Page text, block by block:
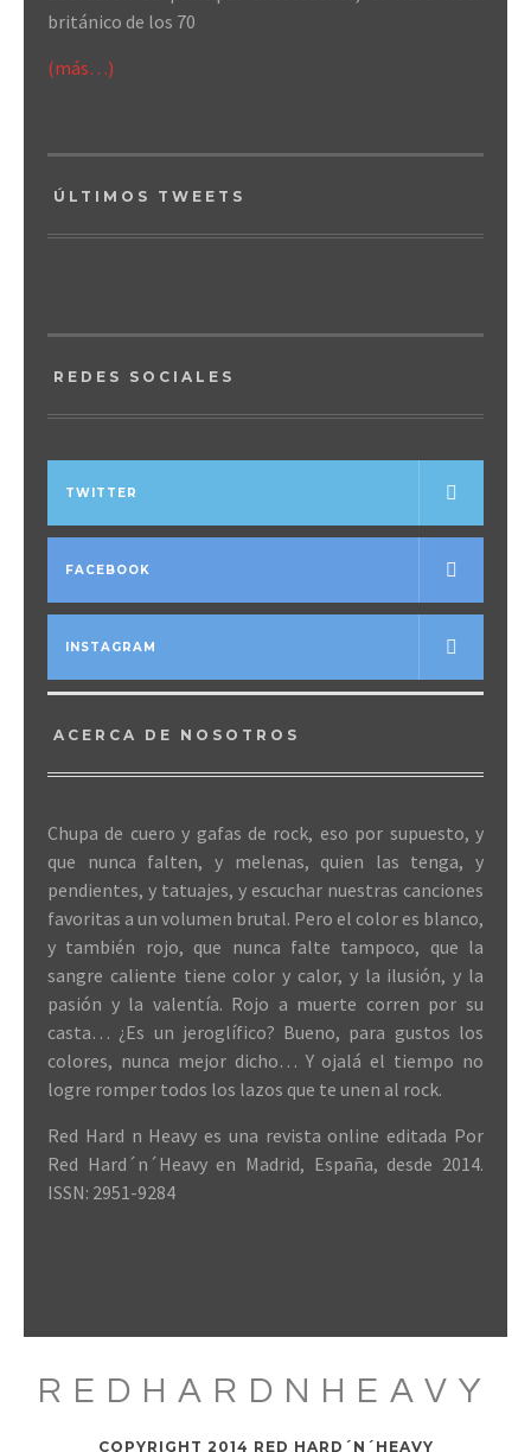
británico de los 70
(más…)
ÚLTIMOS TWEETS
REDES SOCIALES
TWITTER
FACEBOOK
INSTAGRAM
ACERCA DE NOSOTROS
Chupa de cuero y gafas de rock, eso por supuesto, y
que nunca falten, y melenas, quien las tenga, y
pendientes, y tatuajes, y escuchar nuestras canciones
favoritas a un volumen brutal. Pero el color es blanco,
y también rojo, que nunca falte tampoco, que la
sangre caliente tiene color y calor, y la ilusión, y la
pasión y la valentía. Rojo a muerte corren por su
casta… ¿Es un jeroglífico? Bueno, para gustos los
colores, nunca mejor dicho… Y ojalá el tiempo no
logre romper todos los lazos que te unen al rock.
Red Hard n Heavy es una revista online editada Por
Red Hard´n´Heavy en Madrid, España, desde 2014.
ISSN: 2951-9284
REDHARDNHEAVY
COPYRIGHT 2014 RED HARD´N´HEAVY